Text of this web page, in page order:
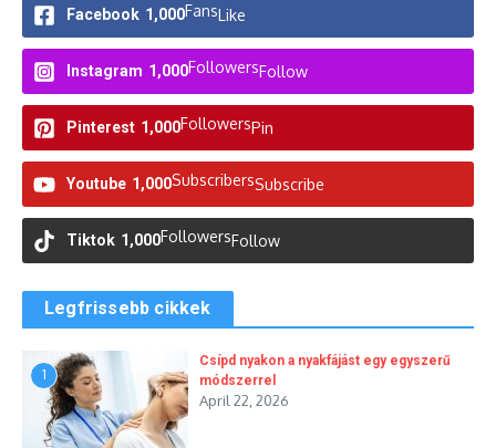
Facebook 1,000FansLike
Instagram 1,000FollowersFollow
Pinterest 1,000FollowersPin
Youtube 1,000SubscribersSubscribe
Tiktok 1,000FollowersFollow
Legfrissebb cikkek
1
Csípd nyakon a nyakfájást egy egyszerű
módszerrel
April 22, 2026